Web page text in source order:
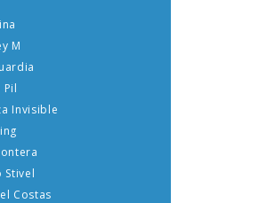
M
Pil
Invisible
Stivel
Costas